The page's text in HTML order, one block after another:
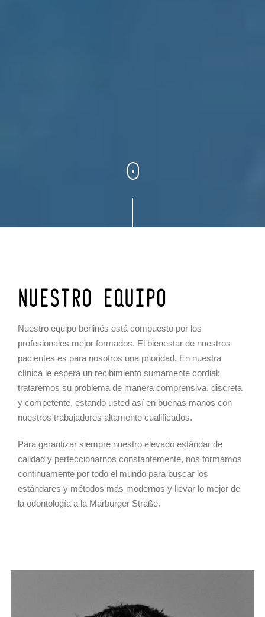
NUESTRO EQUIPO
Nuestro equipo berlinés está compuesto por los
profesionales mejor formados. El bienestar de nuestros
pacientes es para nosotros una prioridad. En nuestra
clínica le espera un recibimiento sumamente cordial:
trataremos su problema de manera comprensiva, discreta
y competente, estando usted así en buenas manos con
nuestros trabajadores altamente cualificados.
Para garantizar siempre nuestro elevado estándar de
calidad y perfeccionarnos constantemente, nos formamos
continuamente por todo el mundo para buscar los
estándares y métodos más modernos y llevar lo mejor de
la odontología a la Marburger Straße.